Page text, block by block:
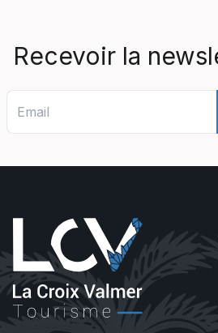
Recevoir la